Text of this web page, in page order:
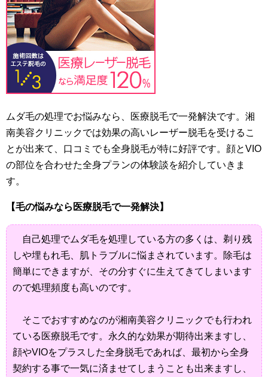
ムダ毛の処理でお悩みなら、医療脱毛で一発解決です。湘
南美容クリニックでは効果の高いレーザー脱毛を受けるこ
とが出来て、口コミでも全身脱毛が特に好評です。顔とVIO
の部位を合わせた全身プランの体験談を紹介していきま
す。
【毛の悩みなら医療脱毛で一発解決】
自己処理でムダ毛を処理している方の多くは、剃り残
しや埋もれ毛、肌トラブルに悩まされています。除毛は
簡単にできますが、その分すぐに生えてきてしまいます
ので処理頻度も高いのです。
そこでおすすめなのが湘南美容クリニックでも行われ
ている医療脱毛です。永久的な効果が期待出来ますし、
顔やVIOをプラスした全身脱毛であれば、最初から全身
契約する事で一気に済ませてしまうことも出来ますし、